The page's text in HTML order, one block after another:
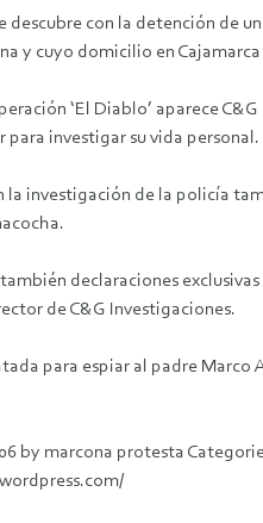
descubre con la detención de
y cuyo domicilio en
‘El Diablo’ aparece
para investigar su vida personal.
la investigación de la policía
declaraciones
de C&G Investigaciones.
para espiar al padre
by marcona protesta